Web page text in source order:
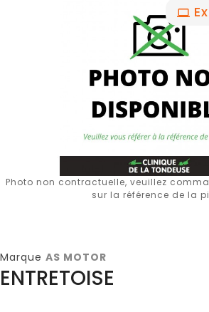
Photo non contractuelle, veuillez
sur la référence de la
Marque AS MOTOR
ENTRETOISE